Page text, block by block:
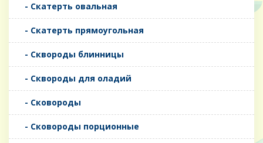
- Скатерть овальная
- Скатерть прямоугольная
- Сквороды блинницы
- Сквороды для оладий
- Сковороды
- Сковороды порционные